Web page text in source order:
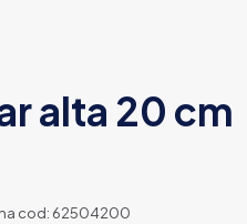
alta 20 cm
cod: 62504200